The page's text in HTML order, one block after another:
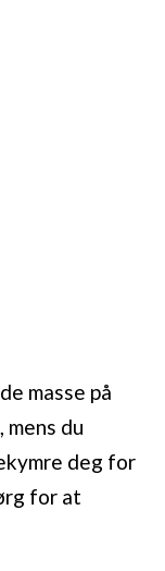
masse på
mens du
deg for
for at